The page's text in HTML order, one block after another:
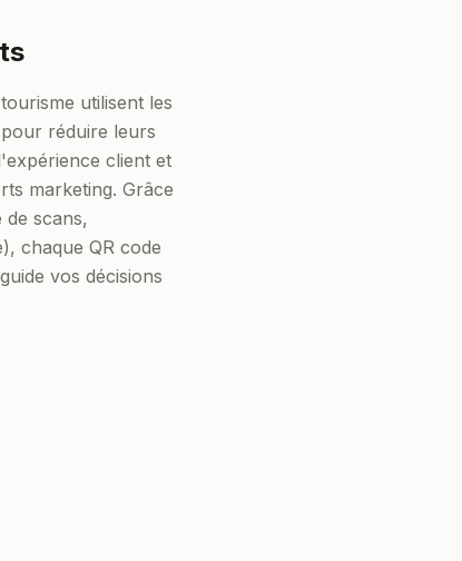
utilisent les
pour réduire leurs
client et
marketing. Grâce
scans,
chaque QR code
vos décisions